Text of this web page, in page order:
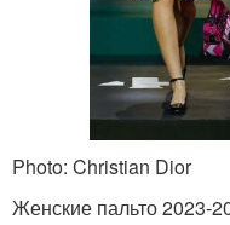
Photo: Christian Dior
Женские пальто 2023-